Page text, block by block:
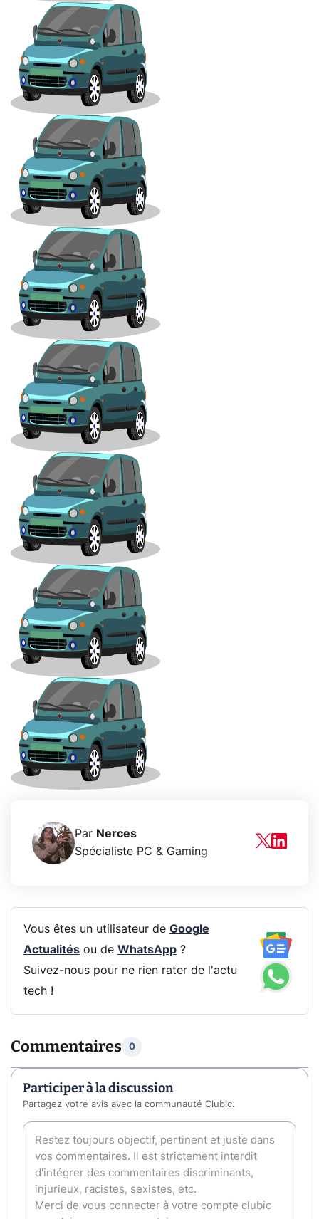
Par Nerces
Spécialiste PC & Gaming
Vous êtes un utilisateur de Google
Actualitésou de WhatsApp?
Suivez-nous pour ne rien rater de l'actu
tech !
Commentaires 0
Participer à la discussion
Partagez votre avis avec la communauté Clubic.